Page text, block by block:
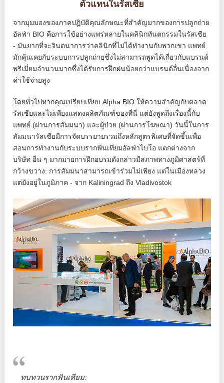
ตัวแทนในรัสเซีย
จากมุมมองของภาคปฏิบัติคุณลักษณะที่สำคัญมากของการปลูกถ่าย
อัลฟ่า BIO คือการใช้อย่างแพร่หลายในคลินิกทันตกรรมในรัสเซีย
- มันยากที่จะจินตนาการว่าคลินิกที่ไม่ได้ทำงานกับพวกเขา แพทย์
มักคุ้นเคยกับระบบการปลูกถ่ายซึ่งไม่สามารถพูดได้เกี่ยวกับแบรนด์
พรีเมี่ยมจำนวนมากซึ่งได้รับการฝึกฝนน้อยกว่าแบรนด์อื่นเนื่องจาก
ค่าใช้จ่ายสูง
โดยทั่วไปหากคุณเปรียบเทียบ Alpha BIO ให้ความสำคัญกับตลาด
รัสเซียและไม่เพียงแสดงผลิตภัณฑ์ของที่นี่ แต่ยังพูดถึงเรื่องนี้กับ
แพทย์ (ผ่านการสัมมนา) และผู้ป่วย (ผ่านการโฆษณา) วันนี้ในการ
สัมมนารัสเซียมีการจัดบรรยายรวมถึงหลักสูตรพิเศษที่จัดขึ้นเพื่อ
สอนการทำงานกับระบบรากฟันเทียมอัลฟ่าไบโอ แตกต่างจาก
บริษัท อื่น ๆ มากมายการฝึกอบรมดังกล่าวมีสภาพทางภูมิศาสตร์ที่
กว้างขวาง: การสัมมนาสามารถเข้าร่วมไม่เพียง แต่ในเมืองหลวง
แต่ยังอยู่ในภูมิภาค - จาก Kaliningrad ถึง Vladivostok
ทบทวนรากฟันเทียม: